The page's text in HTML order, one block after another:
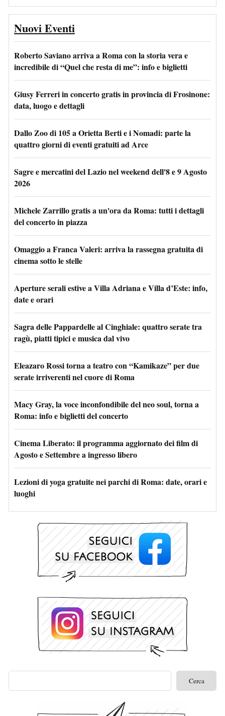
Nuovi Eventi
Roberto Saviano arriva a Roma con la storia vera e
incredibile di “Quel che resta di me”: info e biglietti
Giusy Ferreri in concerto gratis in provincia di Frosinone:
data, luogo e dettagli
Dallo Zoo di 105 a Orietta Berti e i Nomadi: parte la
quattro giorni di eventi gratuiti ad Arce
Sagre e mercatini del Lazio nel weekend dell'8 e 9 Agosto
2026
Michele Zarrillo gratis a un'ora da Roma: tutti i dettagli
del concerto in piazza
Omaggio a Franca Valeri: arriva la rassegna gratuita di
cinema sotto le stelle
Aperture serali estive a Villa Adriana e Villa d’Este: info,
date e orari
Sagra delle Pappardelle al Cinghiale: quattro serate tra
ragù, piatti tipici e musica dal vivo
Eleazaro Rossi torna a teatro con “Kamikaze” per due
serate irriverenti nel cuore di Roma
Macy Gray, la voce inconfondibile del neo soul, torna a
Roma: info e biglietti del concerto
Cinema Liberato: il programma aggiornato dei film di
Agosto e Settembre a ingresso libero
Lezioni di yoga gratuite nei parchi di Roma: date, orari e
luoghi